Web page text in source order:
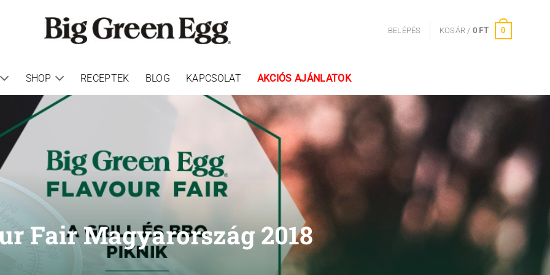
BELÉPÉS KOSÁR / 0 FT 0
SHOP RECEPTEK BLOG KAPCSOLAT AKCIÓS AJÁNLATOK
Fair Magyarország 2018